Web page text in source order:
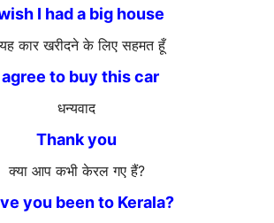
I had a big house
कार खरीदने के लिए सहमत हूँ
agree to buy this car
धन्यवाद
Thank you
क्या आप कभी केरल गए हैं?
you been to Kerala?